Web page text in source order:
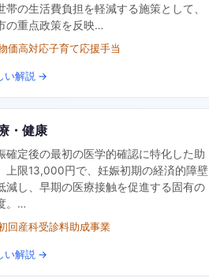
帯の生活費負担を軽減する施策として、
の重点政策を反映…
価高対応子育て応援手当
い解説 →
・健康
確定後の最初の医学的確認に特化した助
上限13,000円で、妊娠初期の経済的障壁
減し、早期の医療接触を促進する固有の
。…
回産科受診料助成事業
い解説 →